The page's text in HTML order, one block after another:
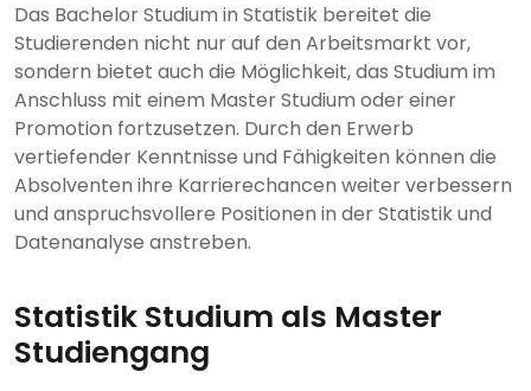
Das Bachelor Studium in Statistik bereitet die
Studierenden nicht nur auf den Arbeitsmarkt vor,
sondern bietet auch die Möglichkeit, das Studium im
Anschluss mit einem Master Studium oder einer
Promotion fortzusetzen. Durch den Erwerb
vertiefender Kenntnisse und Fähigkeiten können die
Absolventen ihre Karrierechancen weiter verbessern
und anspruchsvollere Positionen in der Statistik und
Datenanalyse anstreben.
Statistik Studium als Master
Studiengang